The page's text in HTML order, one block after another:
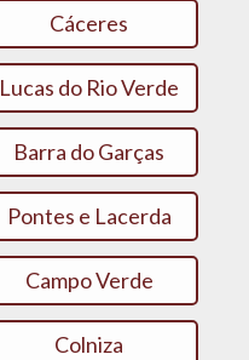
Cáceres
Lucas do Rio Verde
Barra do Garças
Pontes e Lacerda
Campo Verde
Colniza